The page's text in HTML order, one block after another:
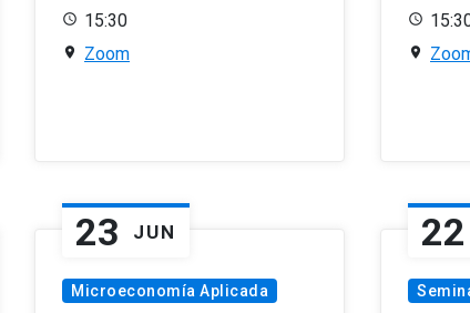
15:30
Zoom
23 JUN
Microeconomía Aplicada
22